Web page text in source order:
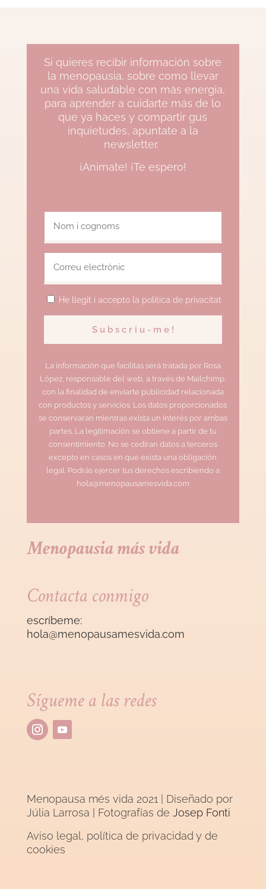
Si quieres recibir información sobre
la menopausia, sobre como llevar
una vida saludable con más energia,
para aprender a cuidarte más de lo
que ya haces y compartir gus
inquietudes, apuntate a la
newsletter.
¡Animate! ¡Te espero!
He llegit i accepto la política de privacitat
La información que facilitas será tratada por Rosa
López, responsable del web, a través de Mailchimp,
con la finalidad de enviarte publicidad relacionada
con productos y servicios. Los datos proporcionados
se conservaran mientras exista un interés por ambas
partes. La legitimación se obtiene a partir de tu
consentimiento. No se cediran datos a terceros
excepto en casos en que exista una obligación
legal. Podrás ejercer tus derechos escribiendo a
hola@menopausamesvida.com
Menopausia más vida
Contacta conmigo
escríbeme:
hola@menopausamesvida.com
Sígueme a las redes
Menopausa més vida 2021 | Diseñado por
Júlia Larrosa | Fotografías de Josep Fonti
Aviso legal, política de privacidad y de
cookies